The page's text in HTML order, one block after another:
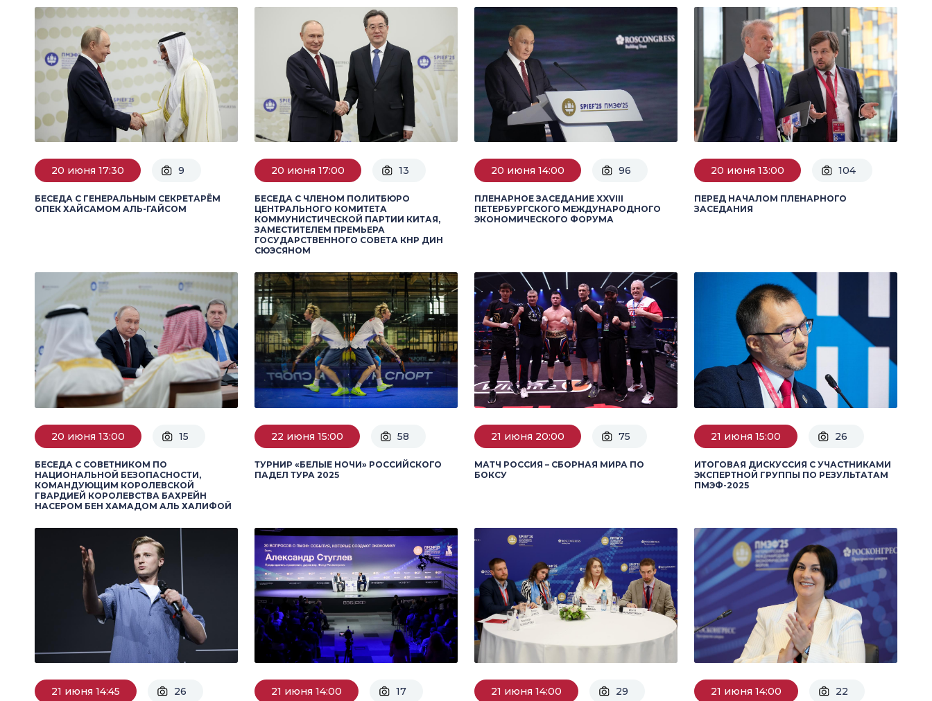
20 июня 17:30 9
БЕСЕДА С ГЕНЕРАЛЬНЫМ СЕКРЕТАРЁМ
ОПЕК ХАЙCАМОМ АЛЬ-ГАЙСОМ
20 июня 17:00 13
БЕСЕДА С ЧЛЕНОМ ПОЛИТБЮРО
ЦЕНТРАЛЬНОГО КОМИТЕТА
КОММУНИСТИЧЕСКОЙ ПАРТИИ КИТАЯ,
ЗАМЕСТИТЕЛЕМ ПРЕМЬЕРА
ГОСУДАРСТВЕННОГО СОВЕТА КНР ДИН
СЮЭСЯНОМ
20 июня 14:00 96
ПЛЕНАРНОЕ ЗАСЕДАНИЕ XXVIII
ПЕТЕРБУРГСКОГО МЕЖДУНАРОДНОГО
ЭКОНОМИЧЕСКОГО ФОРУМА
20 июня 13:00 104
ПЕРЕД НАЧАЛОМ ПЛЕНАРНОГО
ЗАСЕДАНИЯ
20 июня 13:00 15
БЕСЕДА С СОВЕТНИКОМ ПО
НАЦИОНАЛЬНОЙ БЕЗОПАСНОСТИ,
КОМАНДУЮЩИМ КОРОЛЕВСКОЙ
ГВАРДИЕЙ КОРОЛЕВСТВА БАХРЕЙН
НАСЕРОМ БЕН ХАМАДОМ АЛЬ ХАЛИФОЙ
22 июня 15:00 58
ТУРНИР «БЕЛЫЕ НОЧИ» РОССИЙСКОГО
ПАДЕЛ ТУРА 2025
21 июня 20:00 75
МАТЧ РОССИЯ – СБОРНАЯ МИРА ПО
БОКСУ
21 июня 15:00 26
ИТОГОВАЯ ДИСКУССИЯ С УЧАСТНИКАМИ
ЭКСПЕРТНОЙ ГРУППЫ ПО РЕЗУЛЬТАТАМ
ПМЭФ-2025
21 июня 14:45 26 21 июня 14:00 17 21 июня 14:00 29 21 июня 14:00 22